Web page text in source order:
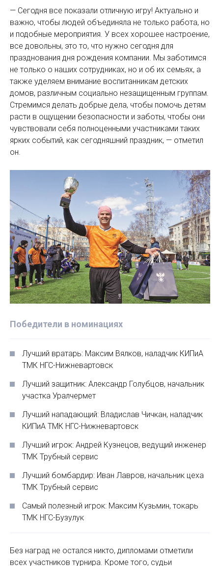
— Сегодня все показали отличную игру! Актуально и
важно, чтобы людей объединяла не только работа, но
и подобные мероприятия. У всех хорошее настроение,
все довольны, это то, что нужно сегодня для
празднования дня рождения компании. Мы заботимся
не только о наших сотрудниках, но и об их семьях, а
также уделяем внимание воспитанникам детских
домов, различным социально незащищенным группам.
Стремимся делать добрые дела, чтобы помочь детям
расти в ощущении безопасности и заботы, чтобы они
чувствовали себя полноценными участниками таких
ярких событий, как сегодняшний праздник, — отметил
он.
Победители в номинациях
Лучший вратарь: Максим Вялков, наладчик КИПиА
ТМК НГС-Нижневартовск
Лучший защитник: Александр Голубцов, начальник
участка Уралчермет
Лучший нападающий: Владислав Чичкан, наладчик
КИПиА ТМК НГС-Нижневартовск
Лучший игрок: Андрей Кузнецов, ведущий инженер
ТМК Трубный сервис
Лучший бомбардир: Иван Лавров, начальник цеха
ТМК Трубный сервис
Самый полезный игрок: Максим Кузьмин, токарь
ТМК НГС-Бузулук
Без наград не остался никто, дипломами отметили
всех участников турнира. Кроме того, судьи